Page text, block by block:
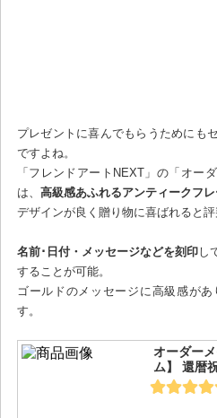
プレゼントに喜んでもらうためにも
ですよね。
「フレンドアートNEXT」の「オー
は、 高級感あふれるアンティークフ
デザインが良く贈り物に喜ばれると評
名前･日付・メッセージなどを刻印し
することが可能。
ゴールドのメッセージに高級感が
す。